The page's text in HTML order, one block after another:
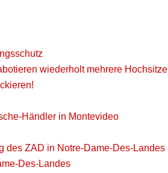
wiederholt mehrere Hochsitze
Händler in Montevideo
des ZAD in Notre-Dame-Des-Landes
Des-Landes